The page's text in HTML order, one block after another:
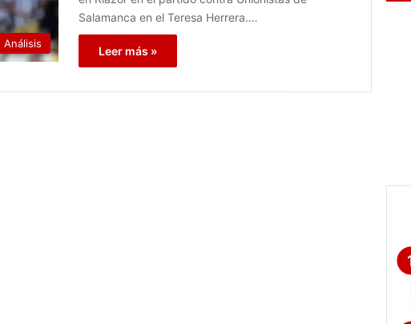
Análisis
Salamanca en el Teresa Herrera.…
Leer más »